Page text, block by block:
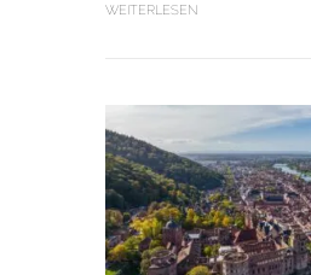
WEITERLESEN